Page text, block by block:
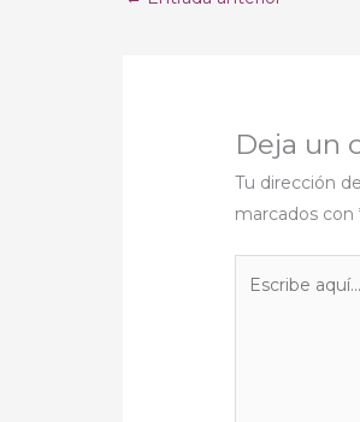
Deja un
Tu dirección
marcados con